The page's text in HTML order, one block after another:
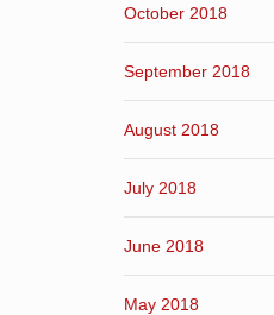
October 2018
September 2018
August 2018
July 2018
June 2018
May 2018